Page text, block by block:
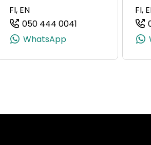
0505911596, +358 50 591 1596)
FI, EN
050 444 0041
WhatsApp
FI,